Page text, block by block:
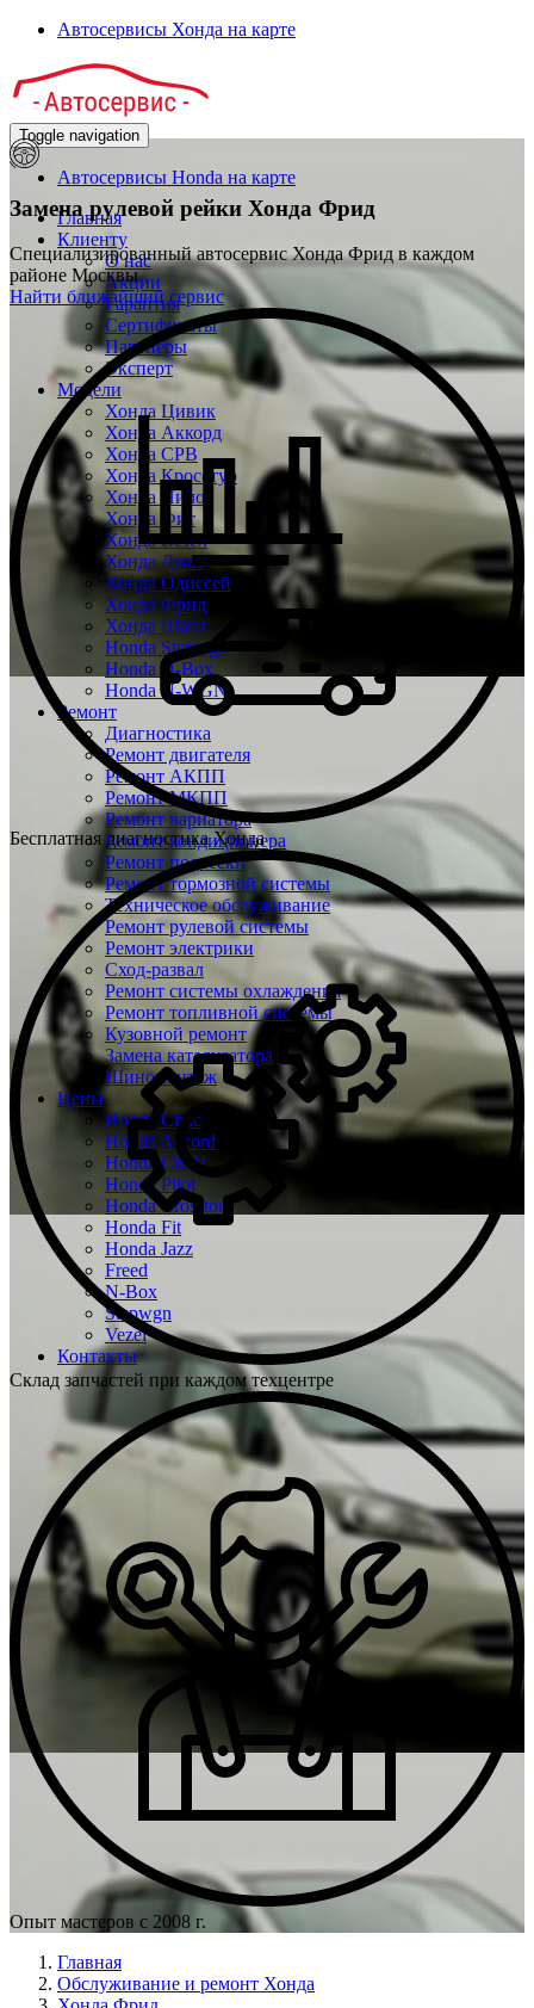
Автосервисы Хонда на карте
Toggle navigation
Автосервисы Honda на карте
Главная
Клиенту
О нас
Акции
Гарантия
Сертификаты
Партнёры
Эксперт
Модели
Хонда Цивик
Хонда Аккорд
Хонда СРВ
Хонда Кросстур
Хонда Пилот
Хонда Фит
Хонда Везел
Хонда Джаз
Хонда Одиссей
Хонда Фрид
Хонда Шатл
Honda Stepwgn
Honda N-Box
Honda N-WGN
Ремонт
Диагностика
Ремонт двигателя
Ремонт АКПП
Ремонт МКПП
Ремонт вариатора
Ремонт кондиционера
Ремонт подвески
Ремонт тормозной системы
Техническое обслуживание
Ремонт рулевой системы
Ремонт электрики
Сход-развал
Ремонт системы охлаждения
Ремонт топливной системы
Кузовной ремонт
Замена катализатора
Шиномонтаж
Цены
Honda Civic
Honda Accord
Honda CR-V
Honda Pilot
Honda Crosstour
Honda Fit
Honda Jazz
Freed
N-Box
Stepwgn
Vezel
Контакты
Замена рулевой рейки Хонда Фрид
Специализированный автосервис Хонда Фрид в каждом
районе Москвы
Найти ближайший сервис
Бесплатная диагностика Хонда
Склад запчастей при каждом техцентре
Опыт мастеров с 2008 г.
Главная
Обслуживание и ремонт Хонда